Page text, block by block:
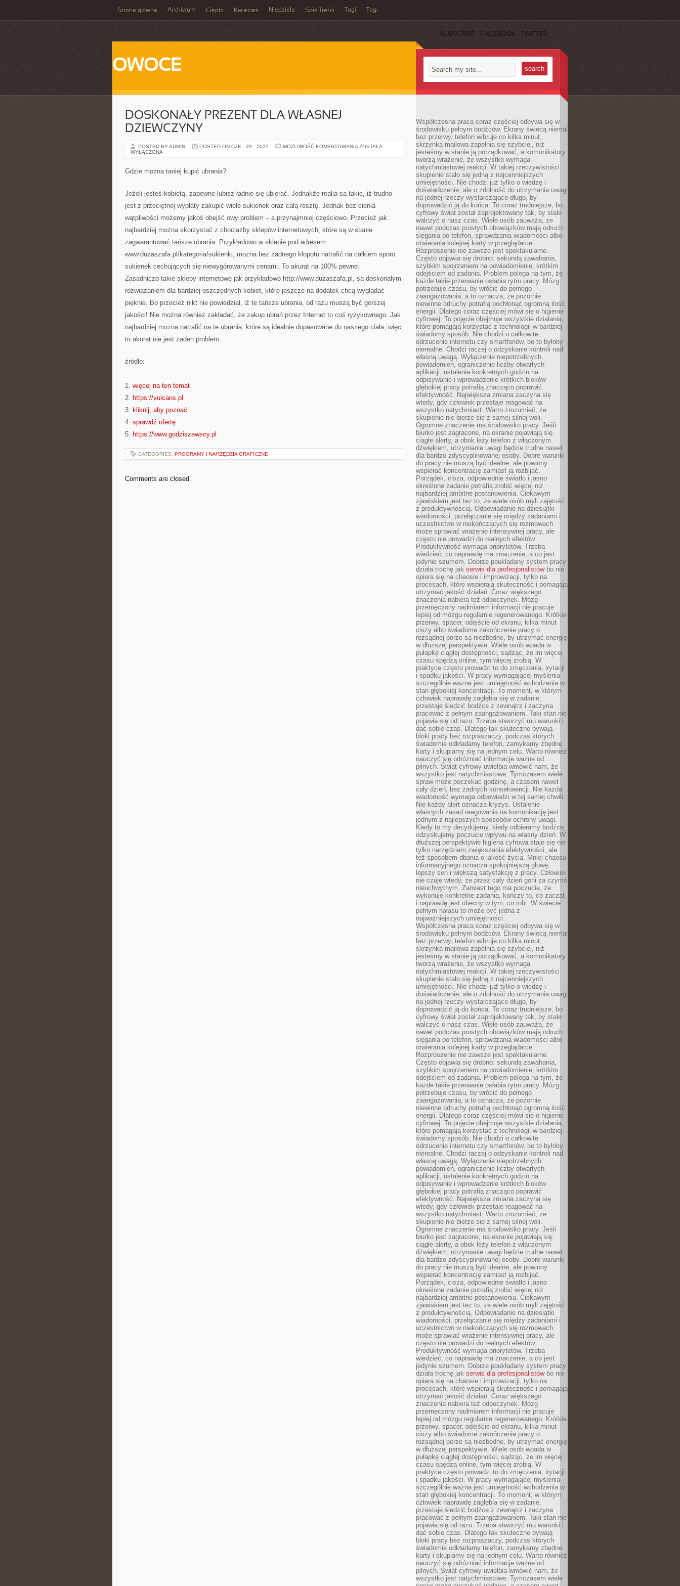
Strona główna Archiwum Ciepło Kwiecień Niedziela Spis Treści Tagi Tagi
SUBSCRIBE FACEBOOK TWITTER
OWOCE
DOSKONAŁY PREZENT DLA WŁASNEJ
DZIEWCZYNY
POSTED BY ADMIN POSTED ON CZE - 29 - 2025 MOŻLIWOŚĆ KOMENTOWANIA DOSKONAŁY
ZOSTAŁA
WYŁĄCZONA
Gdzie można taniej kupić ubrania?
Jeżeli jesteś kobietą, zapewne lubisz ładnie się ubierać. Jednakże realia są takie, iż trudno
jest z przeciętnej wypłaty zakupić wiele sukienek oraz całą resztę. Jednak bez cienia
wątpliwości możemy jakoś obejść owy problem – a przynajmniej częściowo. Przecież jak
najbardziej można skorzystać z chociażby sklepów internetowych, które są w stanie
zagwarantować tańsze ubrania. Przykładowo w sklepie pod adresem
www.duzaszafa.pl/kategoria/sukienki, można bez żadnego kłopotu natrafić na całkiem sporo
sukienek cechujących się niewygórowanymi cenami. To akurat na 100% pewne.
Zasadniczo takie sklepy internetowe jak przykładowo http://www.duzaszafa.pl, są doskonałym
rozwiązaniem dla bardziej oszczędnych kobiet, które jeszcze na dodatek chcą wyglądać
pięknie. Bo przecież nikt nie powiedział, iż te tańsze ubrania, od razu muszą być gorszej
jakości! Nie można również zakładać, że zakup ubrań przez Internet to coś ryzykownego. Jak
najbardziej można natrafić na te ubrania, które są idealnie dopasowane do naszego ciała, więc
to akurat nie jest żaden problem.
źródło:
———————————
1. więcej na ten temat
2. https://vulcans.pl
3. kliknij, aby poznać
4. sprawdź ofertę
5. https://www.godziszewscy.pl
CATEGORIES: PROGRAMY I NARZĘDZIA GRAFICZNE
Comments are closed.
Współczesna praca coraz częściej odbywa się w
środowisku pełnym bodźców. Ekrany świecą niemal
bez przerwy, telefon wibruje co kilka minut,
skrzynka mailowa zapełnia się szybciej, niż
jesteśmy w stanie ją porządkować, a komunikatory
tworzą wrażenie, że wszystko wymaga
natychmiastowej reakcji. W takiej rzeczywistości
skupienie stało się jedną z najcenniejszych
umiejętności. Nie chodzi już tylko o wiedzę i
doświadczenie, ale o zdolność do utrzymania uwagi
na jednej rzeczy wystarczająco długo, by
doprowadzić ją do końca. To coraz trudniejsze, bo
cyfrowy świat został zaprojektowany tak, by stale
walczyć o nasz czas. Wiele osób zauważa, że
nawet podczas prostych obowiązków mają odruch
sięgania po telefon, sprawdzania wiadomości albo
otwierania kolejnej karty w przeglądarce.
Rozproszenie nie zawsze jest spektakularne.
Często objawia się drobno: sekundą zawahania,
szybkim spojrzeniem na powiadomienie, krótkim
odejściem od zadania. Problem polega na tym, że
każde takie przerwanie osłabia rytm pracy. Mózg
potrzebuje czasu, by wrócić do pełnego
zaangażowania, a to oznacza, że pozornie
niewinne odruchy potrafią pochłonąć ogromną ilość
energii. Dlatego coraz częściej mówi się o higienie
cyfrowej. To pojęcie obejmuje wszystkie działania,
które pomagają korzystać z technologii w bardziej
świadomy sposób. Nie chodzi o całkowite
odrzucenie internetu czy smartfonów, bo to byłoby
nierealne. Chodzi raczej o odzyskanie kontroli nad
własną uwagą. Wyłączenie niepotrzebnych
powiadomień, ograniczenie liczby otwartych
aplikacji, ustalenie konkretnych godzin na
odpisywanie i wprowadzenie krótkich bloków
głębokiej pracy potrafią znacząco poprawić
efektywność. Największa zmiana zaczyna się
wtedy, gdy człowiek przestaje reagować na
wszystko natychmiast. Warto zrozumieć, że
skupienie nie bierze się z samej silnej woli.
Ogromne znaczenie ma środowisko pracy. Jeśli
biurko jest zagracone, na ekranie pojawiają się
ciągłe alerty, a obok leży telefon z włączonym
dźwiękiem, utrzymanie uwagi będzie trudne nawet
dla bardzo zdyscyplinowanej osoby. Dobre warunki
do pracy nie muszą być idealne, ale powinny
wspierać koncentrację zamiast ją rozbijać.
Porządek, cisza, odpowiednie światło i jasno
określone zadanie potrafią zrobić więcej niż
najbardziej ambitne postanowienia. Ciekawym
zjawiskiem jest też to, że wiele osób myli zajętość
z produktywnością. Odpowiadanie na dziesiątki
wiadomości, przełączanie się między zadaniami i
uczestnictwo w niekończących się rozmowach
może sprawiać wrażenie intensywnej pracy, ale
często nie prowadzi do realnych efektów.
Produktywność wymaga priorytetów. Trzeba
wiedzieć, co naprawdę ma znaczenie, a co jest
jedynie szumem. Dobrze poukładany system pracy
działa trochę jak serwis dla profesjonalistówbo nie
opiera się na chaosie i improwizacji, tylko na
procesach, które wspierają skuteczność i pomagają
utrzymać jakość działań. Coraz większego
znaczenia nabiera też odpoczynek. Mózg
przemęczony nadmiarem informacji nie pracuje
lepiej od mózgu regularnie regenerowanego. Krótkie
przerwy, spacer, odejście od ekranu, kilka minut
ciszy albo świadome zakończenie pracy o
rozsądnej porze są niezbędne, by utrzymać energię
w dłuższej perspektywie. Wiele osób wpada w
pułapkę ciągłej dostępności, sądząc, że im więcej
czasu spędzą online, tym więcej zrobią. W
praktyce często prowadzi to do zmęczenia, irytacji
i spadku jakości. W pracy wymagającej myślenia
szczególnie ważna jest umiejętność wchodzenia w
stan głębokiej koncentracji. To moment, w którym
człowiek naprawdę zagłębia się w zadanie,
przestaje śledzić bodźce z zewnątrz i zaczyna
pracować z pełnym zaangażowaniem. Taki stan nie
pojawia się od razu. Trzeba stworzyć mu warunki i
dać sobie czas. Dlatego tak skuteczne bywają
bloki pracy bez rozpraszaczy, podczas których
świadomie odkładamy telefon, zamykamy zbędne
karty i skupiamy się na jednym celu. Warto również
nauczyć się odróżniać informacje ważne od
pilnych. Świat cyfrowy uwielbia wmówić nam, że
wszystko jest natychmiastowe. Tymczasem wiele
spraw może poczekać godzinę, a czasem nawet
cały dzień, bez żadnych konsekwencji. Nie każda
wiadomość wymaga odpowiedzi w tej samej chwili.
Nie każdy alert oznacza kryzys. Ustalenie
własnych zasad reagowania na komunikację jest
jednym z najlepszych sposobów ochrony uwagi.
Kiedy to my decydujemy, kiedy odbieramy bodźce,
odzyskujemy poczucie wpływu na własny dzień. W
dłuższej perspektywie higiena cyfrowa staje się nie
tylko narzędziem zwiększania efektywności, ale
też sposobem dbania o jakość życia. Mniej chaosu
informacyjnego oznacza spokojniejszą głowę,
lepszy sen i większą satysfakcję z pracy. Człowiek
nie czuje wtedy, że przez cały dzień goni za czymś
nieuchwytnym. Zamiast tego ma poczucie, że
wykonuje konkretne zadania, kończy to, co zaczął,
i naprawdę jest obecny w tym, co robi. W świecie
pełnym hałasu to może być jedna z
najważniejszych umiejętności.
Współczesna praca coraz częściej odbywa się w
środowisku pełnym bodźców. Ekrany świecą niemal
bez przerwy, telefon wibruje co kilka minut,
skrzynka mailowa zapełnia się szybciej, niż
jesteśmy w stanie ją porządkować, a komunikatory
tworzą wrażenie, że wszystko wymaga
natychmiastowej reakcji. W takiej rzeczywistości
skupienie stało się jedną z najcenniejszych
umiejętności. Nie chodzi już tylko o wiedzę i
doświadczenie, ale o zdolność do utrzymania uwagi
na jednej rzeczy wystarczająco długo, by
doprowadzić ją do końca. To coraz trudniejsze, bo
cyfrowy świat został zaprojektowany tak, by stale
walczyć o nasz czas. Wiele osób zauważa, że
nawet podczas prostych obowiązków mają odruch
sięgania po telefon, sprawdzania wiadomości albo
otwierania kolejnej karty w przeglądarce.
Rozproszenie nie zawsze jest spektakularne.
Często objawia się drobno: sekundą zawahania,
szybkim spojrzeniem na powiadomienie, krótkim
odejściem od zadania. Problem polega na tym, że
każde takie przerwanie osłabia rytm pracy. Mózg
potrzebuje czasu, by wrócić do pełnego
zaangażowania, a to oznacza, że pozornie
niewinne odruchy potrafią pochłonąć ogromną ilość
energii. Dlatego coraz częściej mówi się o higienie
cyfrowej. To pojęcie obejmuje wszystkie działania,
które pomagają korzystać z technologii w bardziej
świadomy sposób. Nie chodzi o całkowite
odrzucenie internetu czy smartfonów, bo to byłoby
nierealne. Chodzi raczej o odzyskanie kontroli nad
własną uwagą. Wyłączenie niepotrzebnych
powiadomień, ograniczenie liczby otwartych
aplikacji, ustalenie konkretnych godzin na
odpisywanie i wprowadzenie krótkich bloków
głębokiej pracy potrafią znacząco poprawić
efektywność. Największa zmiana zaczyna się
wtedy, gdy człowiek przestaje reagować na
wszystko natychmiast. Warto zrozumieć, że
skupienie nie bierze się z samej silnej woli.
Ogromne znaczenie ma środowisko pracy. Jeśli
biurko jest zagracone, na ekranie pojawiają się
ciągłe alerty, a obok leży telefon z włączonym
dźwiękiem, utrzymanie uwagi będzie trudne nawet
dla bardzo zdyscyplinowanej osoby. Dobre warunki
do pracy nie muszą być idealne, ale powinny
wspierać koncentrację zamiast ją rozbijać.
Porządek, cisza, odpowiednie światło i jasno
określone zadanie potrafią zrobić więcej niż
najbardziej ambitne postanowienia. Ciekawym
zjawiskiem jest też to, że wiele osób myli zajętość
z produktywnością. Odpowiadanie na dziesiątki
wiadomości, przełączanie się między zadaniami i
uczestnictwo w niekończących się rozmowach
może sprawiać wrażenie intensywnej pracy, ale
często nie prowadzi do realnych efektów.
Produktywność wymaga priorytetów. Trzeba
wiedzieć, co naprawdę ma znaczenie, a co jest
jedynie szumem. Dobrze poukładany system pracy
działa trochę jak serwis dla profesjonalistówbo nie
opiera się na chaosie i improwizacji, tylko na
procesach, które wspierają skuteczność i pomagają
utrzymać jakość działań. Coraz większego
znaczenia nabiera też odpoczynek. Mózg
przemęczony nadmiarem informacji nie pracuje
lepiej od mózgu regularnie regenerowanego. Krótkie
przerwy, spacer, odejście od ekranu, kilka minut
ciszy albo świadome zakończenie pracy o
rozsądnej porze są niezbędne, by utrzymać energię
w dłuższej perspektywie. Wiele osób wpada w
pułapkę ciągłej dostępności, sądząc, że im więcej
czasu spędzą online, tym więcej zrobią. W
praktyce często prowadzi to do zmęczenia, irytacji
i spadku jakości. W pracy wymagającej myślenia
szczególnie ważna jest umiejętność wchodzenia w
stan głębokiej koncentracji. To moment, w którym
człowiek naprawdę zagłębia się w zadanie,
przestaje śledzić bodźce z zewnątrz i zaczyna
pracować z pełnym zaangażowaniem. Taki stan nie
pojawia się od razu. Trzeba stworzyć mu warunki i
dać sobie czas. Dlatego tak skuteczne bywają
bloki pracy bez rozpraszaczy, podczas których
świadomie odkładamy telefon, zamykamy zbędne
karty i skupiamy się na jednym celu. Warto również
nauczyć się odróżniać informacje ważne od
pilnych. Świat cyfrowy uwielbia wmówić nam, że
wszystko jest natychmiastowe. Tymczasem wiele